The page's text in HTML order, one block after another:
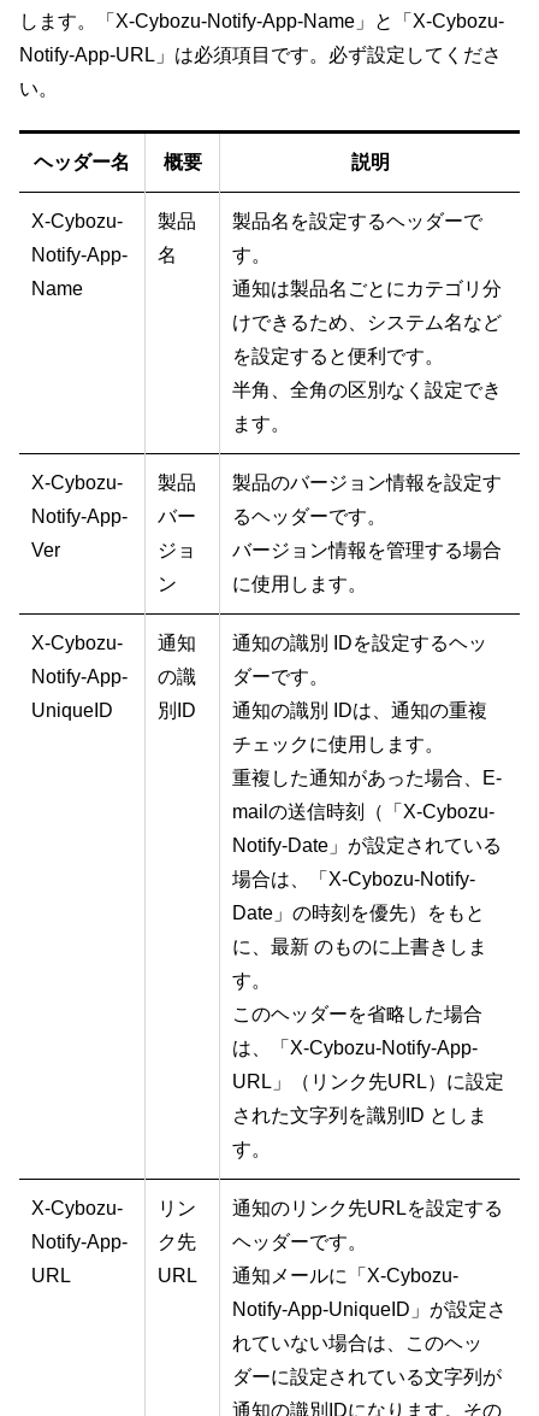
します。「X-Cybozu-Notify-App-Name」と「X-Cybozu-
Notify-App-URL」は必須項目です。必ず設定してくださ
い。
ヘッダー名 概要 説明
X-Cybozu-
Notify-App-
Name
製品
名
製品名を設定するヘッダーで
す。
通知は製品名ごとにカテゴリ分
けできるため、システム名など
を設定すると便利です。
半角、全角の区別なく設定でき
ます。
X-Cybozu-
Notify-App-
Ver
製品
バー
ジョ
ン
製品のバージョン情報を設定す
るヘッダーです。
バージョン情報を管理する場合
に使用します。
X-Cybozu-
Notify-App-
UniqueID
通知
の識
別ID
通知の識別 IDを設定するヘッ
ダーです。
通知の識別 IDは、通知の重複
チェックに使用します。
重複した通知があった場合、E-
mailの送信時刻（「X-Cybozu-
Notify-Date」が設定されている
場合は、「X-Cybozu-Notify-
Date」の時刻を優先）をもと
に、最新 のものに上書きしま
す。
このヘッダーを省略した場合
は、「X-Cybozu-Notify-App-
URL」（リンク先URL）に設定
された文字列を識別ID としま
す。
X-Cybozu-
Notify-App-
URL
リン
ク先
URL
通知のリンク先URLを設定する
ヘッダーです。
通知メールに「X-Cybozu-
Notify-App-UniqueID」が設定さ
れていない場合は、このヘッ
ダーに設定されている文字列が
通知の識別IDになります。その